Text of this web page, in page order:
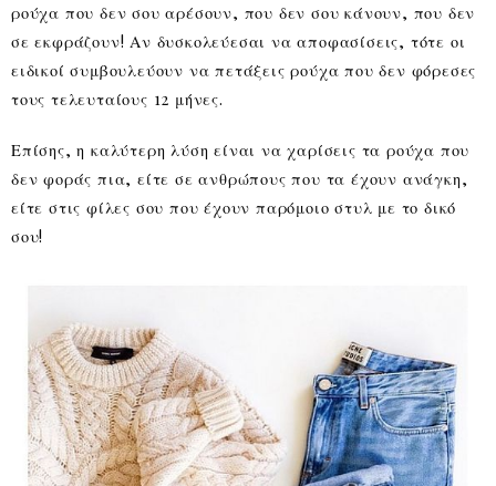
ρούχα που δεν σου αρέσουν, που δεν σου κάνουν, που δεν
σε εκφράζουν! Αν δυσκολεύεσαι να αποφασίσεις, τότε οι
ειδικοί συμβουλεύουν να πετάξεις ρούχα που δεν φόρεσες
τους τελευταίους 12 μήνες.
Επίσης, η καλύτερη λύση είναι να χαρίσεις τα ρούχα που
δεν φοράς πια, είτε σε ανθρώπους που τα έχουν ανάγκη,
είτε στις φίλες σου που έχουν παρόμοιο στυλ με το δικό
σου!